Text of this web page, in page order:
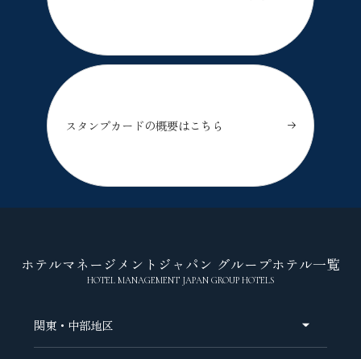
スタンプカードの概要はこちら
ホテルマネージメントジャパン グループホテル一覧
HOTEL MANAGEMENT JAPAN GROUP HOTELS
関東・中部地区